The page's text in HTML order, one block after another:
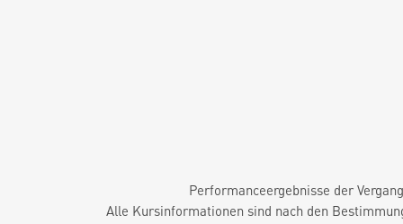
Performanceergebnisse der
Alle Kursinformationen sind nach den